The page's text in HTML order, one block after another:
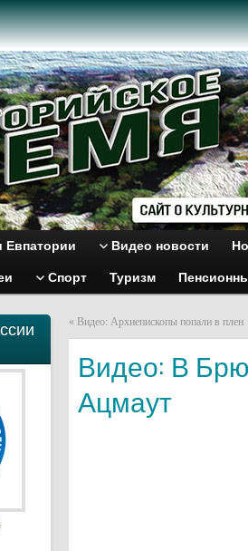
Евпатории Видео новости
Спорт Туризм
« Видео: Архиепископы попали в плен
Видео: В
Ацмаут